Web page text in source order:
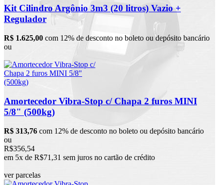
Kit Cilindro Argônio 3m3 (20 litros) Vazio +
Regulador
R$ 1.625,00 com 12% de desconto no boleto ou depósito bancário
ou
Amortecedor Vibra-Stop c/ Chapa 2 furos MINI
5/8" (500kg)
R$ 313,76 com 12% de desconto no boleto ou depósito bancário
ou
R$356,54
em 5x de R$71,31 sem juros no cartão de crédito
ver parcelas